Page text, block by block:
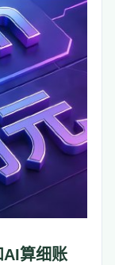
算细账